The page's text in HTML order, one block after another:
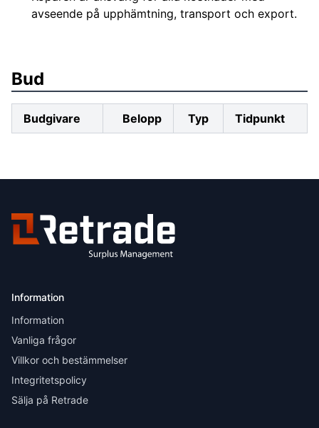
avseende på upphämtning, transport och export.
Bud
Budgivare Belopp Typ Tidpunkt
Information
Information
Vanliga frågor
Villkor och bestämmelser
Integritetspolicy
Sälja på Retrade